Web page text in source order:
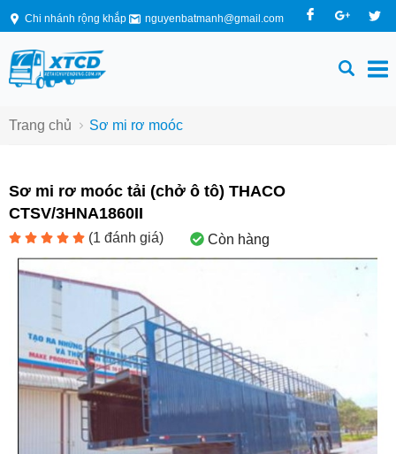
Chi nhánh rộng khắp nguyenbatmanh@gmail.com
Trang chủ Sơ mi rơ moóc
Sơ mi rơ moóc tải (chở ô tô) THACO
CTSV/3HNA1860II
(1 đánh giá) Còn hàng